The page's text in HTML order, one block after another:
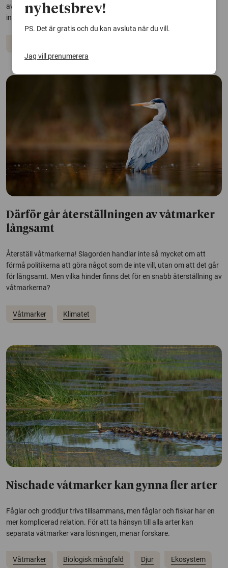
avhandling har undersökt ett långsamt recept med många
ingredienser.
Därför går återställningen av våtmarker
långsamt
Återställ våtmarkerna! Slagorden handlar inte så mycket om att
förmå politikerna att göra något som de inte vill, utan om att det går
för långsamt. Men vilka hinder finns det för en snabb återställning av
våtmarkerna?
Våtmarker Klimatet
Nischade våtmarker kan gynna fler arter
Fåglar och groddjur trivs tillsammans, men fåglar och fiskar har en
mer komplicerad relation. För att ta hänsyn till alla arter kan
separata våtmarker vara lösningen, menar forskare.
Våtmarker Biologisk mångfald Djur Ekosystem
nyhetsbrev!
PS. Det är gratis och du kan avsluta när du vill.
Jag vill prenumerera